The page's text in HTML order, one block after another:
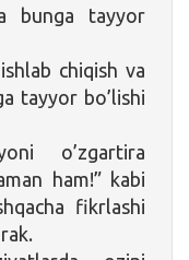
bunga tayyor
chiqish va
tayyor bo’lishi
o’zgartira
ham!” kabi
fikrlashi